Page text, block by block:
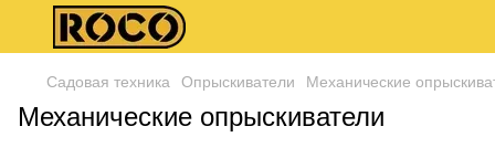
Садовая техника Опрыскиватели Механические
Механические опрыскиватели